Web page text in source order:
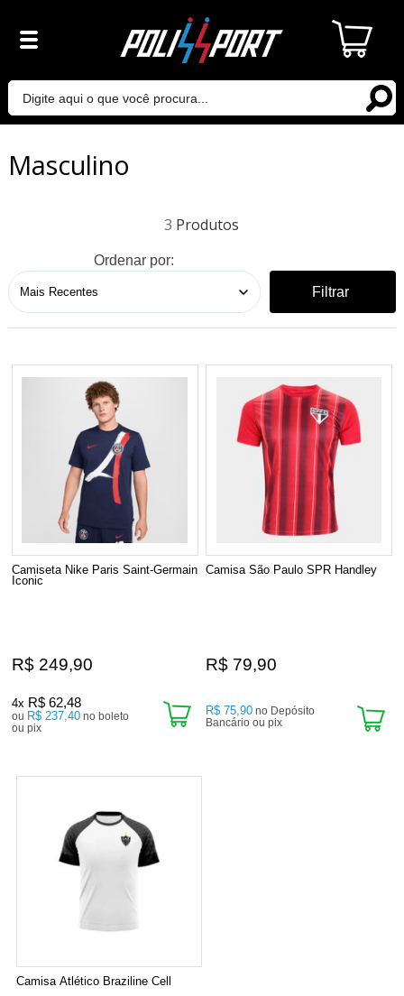
Masculino
3
Ordenar por:
Filtrar
Camiseta Nike Paris Saint-Germain
Iconic
R$ 249,90
4x R$ 62,48
ou R$ 237,40 no boleto
ou pix
Camisa São Paulo SPR Handley
R$ 79,90
R$ 75,90 no Depósito
Bancário ou pix
Camisa Atlético Braziline Cell